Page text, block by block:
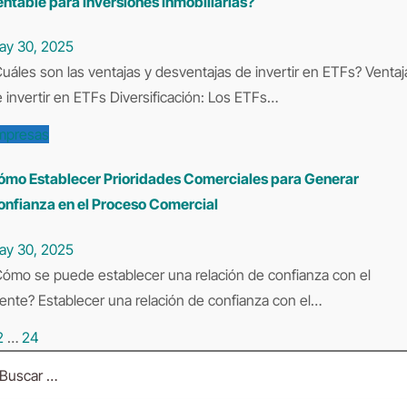
30, 2025
invertir en ETFs Diversificación: Los ETFs…
Establecer Prioridades Comerciales para Generar
en el Proceso Comercial
30, 2025
con el
Establecer una relación de confianza con el…
… 24